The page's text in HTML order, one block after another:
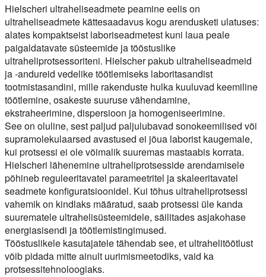
Hielscheri ultraheliseadmete peamine eelis on
ultraheliseadmete kättesaadavus kogu arendusketi ulatuses:
alates kompaktseist laboriseadmetest kuni laua peale
paigaldatavate süsteemide ja tööstuslike
ultraheliprotsessoriteni. Hielscher pakub ultraheliseadmeid
ja -andureid vedelike töötlemiseks laboritasandist
tootmistasandini, mille rakenduste hulka kuuluvad keemiline
töötlemine, osakeste suuruse vähendamine,
ekstraheerimine, dispersioon ja homogeniseerimine.
See on oluline, sest paljud paljulubavad sonokeemilised või
supramolekulaarsed avastused ei jõua laborist kaugemale,
kui protsessi ei ole võimalik suuremas mastaabis korrata.
Hielscheri lähenemine ultraheliprotsesside arendamisele
põhineb reguleeritavatel parameetritel ja skaleeritavatel
seadmete konfiguratsioonidel. Kui tõhus ultraheliprotsessi
vahemik on kindlaks määratud, saab protsessi üle kanda
suurematele ultrahelisüsteemidele, säilitades asjakohase
energiasisendi ja töötlemistingimused.
Tööstuslikele kasutajatele tähendab see, et ultrahelitöötlust
võib pidada mitte ainult uurimismeetodiks, vaid ka
protsessitehnoloogiaks.